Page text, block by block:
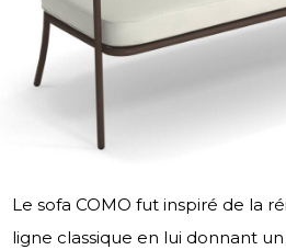
Le sofa COMO fut inspiré de la
ligne classique en lui donnant